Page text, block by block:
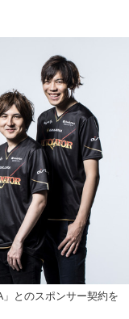
とのスポンサー契約を